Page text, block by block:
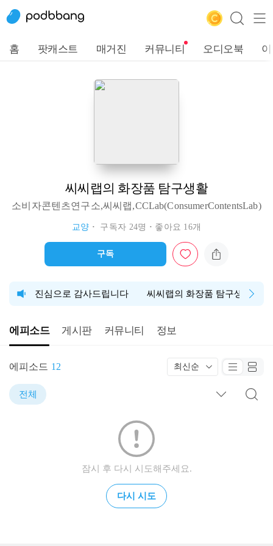
홈 팟캐스트 매거진 커뮤니티 오디오북
씨씨랩의 화장품 탐구생활
소비자콘텐츠연구소,씨씨랩,CCLab(ConsumerContentsLab)
교양 구독자 24명 좋아요 16개
구독
셔서 진심으로 감사드립니다 씨씨랩의 화장품 탐구생활, 청
에피소드 게시판 커뮤니티 정보
에피소드 12 최신순
전체
잠시 후 다시 시도해주세요.
다시 시도